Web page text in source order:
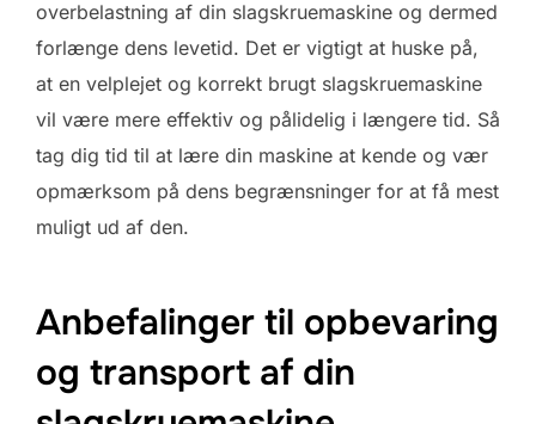
overbelastning af din slagskruemaskine og dermed
forlænge dens levetid. Det er vigtigt at huske på,
at en velplejet og korrekt brugt slagskruemaskine
vil være mere effektiv og pålidelig i længere tid. Så
tag dig tid til at lære din maskine at kende og vær
opmærksom på dens begrænsninger for at få mest
muligt ud af den.
Anbefalinger til opbevaring
og transport af din